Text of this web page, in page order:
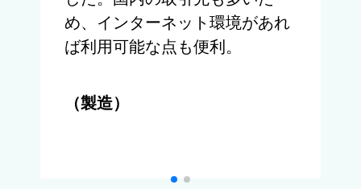
め、インターネット環境があれ
ば利用可能な点も便利。
（製造）